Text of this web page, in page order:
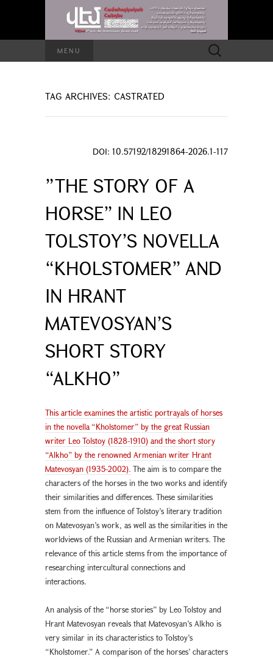
MENU
Search
for:
TAG ARCHIVES: CASTRATED
DOI: 10.57192/18291864-2026.1-117
”THE STORY OF A
HORSE” IN LEO
TOLSTOY’S NOVELLA
“KHOLSTOMER” AND
IN HRANT
MATEVOSYAN’S
SHORT STORY
“ALKHO”
This article examines the artistic portrayals of horses
in the novella “Kholstomer” by the great Russian
writer Leo Tolstoy (1828-1910) and the short story
“Alkho” by the renowned Armenian writer Hrant
Matevosyan (1935-2002). The aim is to compare the
characters of the horses in the two works and identify
their similarities and differences. These similarities
stem from the influence of Tolstoy’s literary tradition
on Matevosyan’s work, as well as the similarities in the
worldviews of the Russian and Armenian writers. The
relevance of this article stems from the importance of
researching intercultural connections and
interactions.
An analysis of the “horse stories” by Leo Tolstoy and
Hrant Matevosyan reveals that Matevosyan’s Alkho is
very similar in its characteristics to Tolstoy’s
“Kholstomer.” A comparison of the horses’ characters